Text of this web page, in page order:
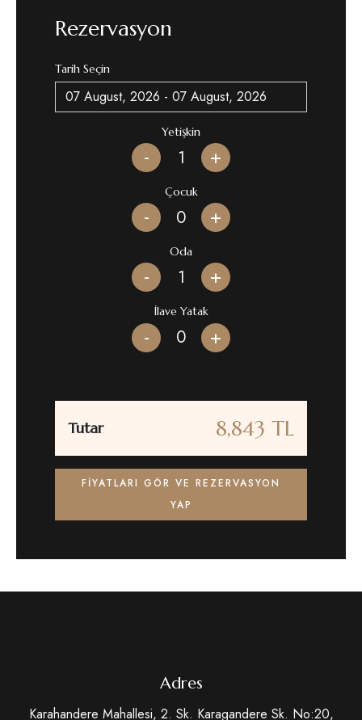
Rezervasyon
Tarih Seçin
Yetişkin
- +
Çocuk
- +
Oda
- +
İlave Yatak
- +
Tutar 8,843 TL
FIYATLARI GÖR VE REZERVASYON
YAP
Adres
Karahandere Mahallesi, 2. Sk. Karagandere Sk. No:20,